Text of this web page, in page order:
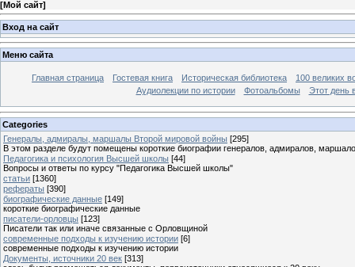
[Мой сайт]
Вход на сайт
Меню сайта
Главная страница Гостевая книга Историческая библиотека
100 великих
Аудиолекции по истории
Фотоальбомы Этот день
Categories
Генералы, адмиралы, маршалы Второй мировой войны [295]
В этом разделе будут помещены короткие биографии генералов, адмиралов,
Педагогика и психология Высшей школы [44]
Вопросы и ответы по курсу "Педагогика Высшей школы"
статьи [1360]
рефераты [390]
биографические данные [149]
короткие биографические данные
писатели-орловцы [123]
Писатели так или иначе связанные с Орловщиной
современные подходы к изучению истории [6]
современные подходы к изучению истории
Документы, источники 20 век [313]